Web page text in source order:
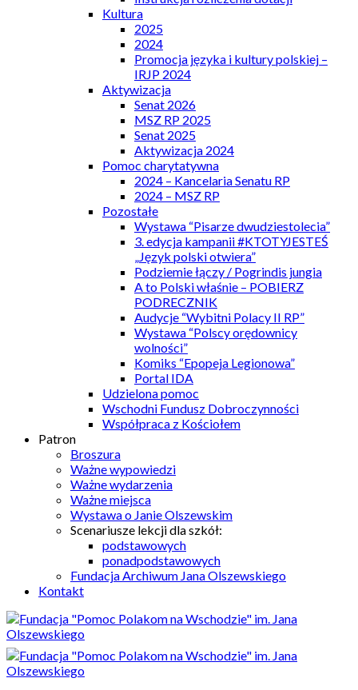
Kultura
2025
2024
Promocja języka i kultury polskiej –
IRJP 2024
Aktywizacja
Senat 2026
MSZ RP 2025
Senat 2025
Aktywizacja 2024
Pomoc charytatywna
2024 – Kancelaria Senatu RP
2024 – MSZ RP
Pozostałe
Wystawa “Pisarze dwudziestolecia”
3. edycja kampanii #KTOTYJESTEŚ
„Język polski otwiera”
Podziemie łączy / Pogrindis jungia
A to Polski właśnie – POBIERZ
PODRECZNIK
Audycje “Wybitni Polacy II RP”
Wystawa “Polscy orędownicy
wolności”
Komiks “Epopeja Legionowa”
Portal IDA
Udzielona pomoc
Wschodni Fundusz Dobroczynności
Współpraca z Kościołem
Patron
Broszura
Ważne wypowiedzi
Ważne wydarzenia
Ważne miejsca
Wystawa o Janie Olszewskim
Scenariusze lekcji dla szkół:
podstawowych
ponadpodstawowych
Fundacja Archiwum Jana Olszewskiego
Kontakt